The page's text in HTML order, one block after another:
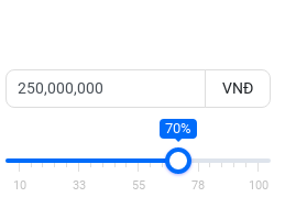
VNĐ
70%
10 33 55 78 100